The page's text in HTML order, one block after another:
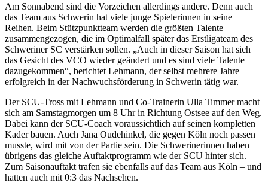
Am Sonnabend sind die Vorzeichen allerdings andere. Denn auch
das Team aus Schwerin hat viele junge Spielerinnen in seine
Reihen. Beim Stützpunktteam werden die größten Talente
zusammengezogen, die im Optimalfall später das Erstligateam des
Schweriner SC verstärken sollen. „Auch in dieser Saison hat sich
das Gesicht des VCO wieder geändert und es sind viele Talente
dazugekommen“, berichtet Lehmann, der selbst mehrere Jahre
erfolgreich in der Nachwuchsförderung in Schwerin tätig war.
Der SCU-Tross mit Lehmann und Co-Trainerin Ulla Timmer macht
sich am Samstagmorgen um 8 Uhr in Richtung Ostsee auf den Weg.
Dabei kann der SCU-Coach voraussichtlich auf seinen kompletten
Kader bauen. Auch Jana Oudehinkel, die gegen Köln noch passen
musste, wird mit von der Partie sein. Die Schwerinerinnen haben
übrigens das gleiche Auftaktprogramm wie der SCU hinter sich.
Zum Saisonauftakt trafen sie ebenfalls auf das Team aus Köln – und
hatten auch mit 0:3 das Nachsehen.